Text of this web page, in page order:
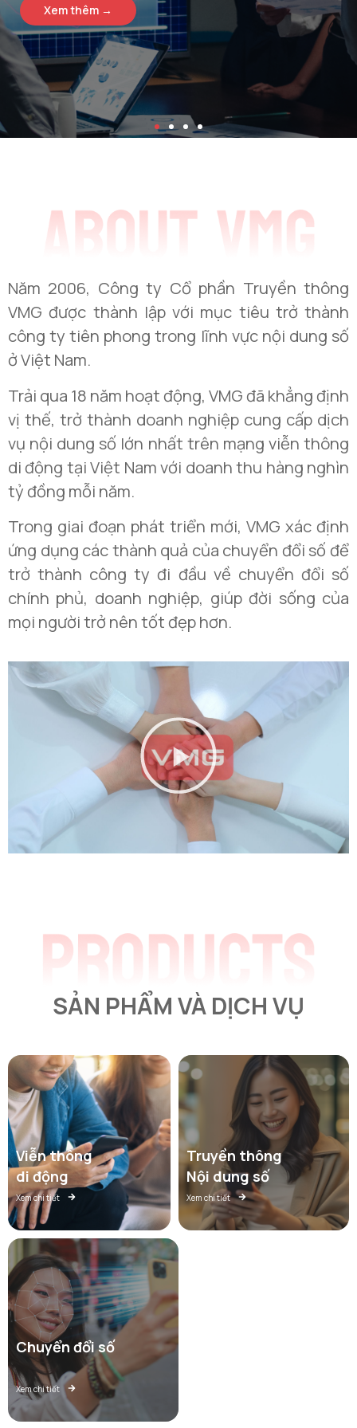
Xem thêm →
Xem thêm →
Xem thêm →
Xem thêm →
Xem thêm →
Xem thêm →
Xem thêm →
Xem thêm →
Xem thêm →
Xem thêm →
Xem thêm →
Xem thêm →
Năm 2006, Công ty Cổ phần Truyền thông
VMG được thành lập với mục tiêu trở thành
công ty tiên phong trong lĩnh vực nội dung số
ở Việt Nam.
Trải qua 18 năm hoạt động, VMG đã khẳng định
vị thế, trở thành doanh nghiệp cung cấp dịch
vụ nội dung số lớn nhất trên mạng viễn thông
di động tại Việt Nam với doanh thu hàng nghìn
tỷ đồng mỗi năm.
Trong giai đoạn phát triển mới, VMG xác định
ứng dụng các thành quả của chuyển đổi số để
trở thành công ty đi đầu về chuyển đổi số
chính phủ, doanh nghiệp, giúp đời sống của
mọi người trở nên tốt đẹp hơn.
SẢN PHẨM VÀ DỊCH VỤ
Viễn thông
di động
Xem chi tiết
Truyền thông
Nội dung số
Xem chi tiết
Chuyển đổi số
Xem chi tiết